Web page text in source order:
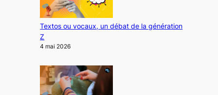
Textos ou vocaux, un débat de la génération
Z
4 mai 2026